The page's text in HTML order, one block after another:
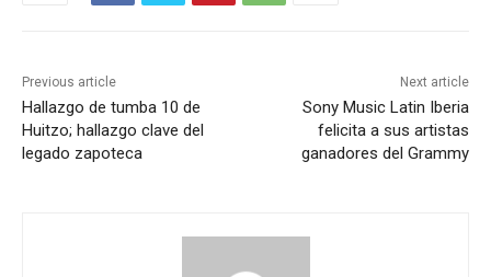
Previous article
Hallazgo de tumba 10 de
Huitzo; hallazgo clave del
legado zapoteca
Next article
Sony Music Latin Iberia
felicita a sus artistas
ganadores del Grammy